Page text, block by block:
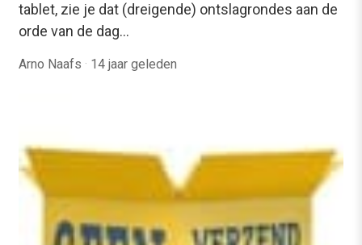
tablet, zie je dat (dreigende) ontslagrondes aan de
orde van de dag…
Arno Naafs · 14 jaar geleden